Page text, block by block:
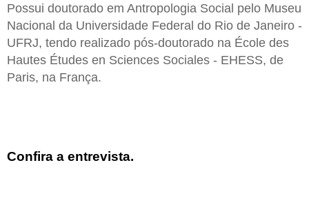
Possui doutorado em Antropologia Social pelo Museu
Nacional da Universidade Federal do Rio de Janeiro -
UFRJ, tendo realizado pós-doutorado na École des
Hautes Études en Sciences Sociales - EHESS, de
Paris, na França.
Confira a entrevista.